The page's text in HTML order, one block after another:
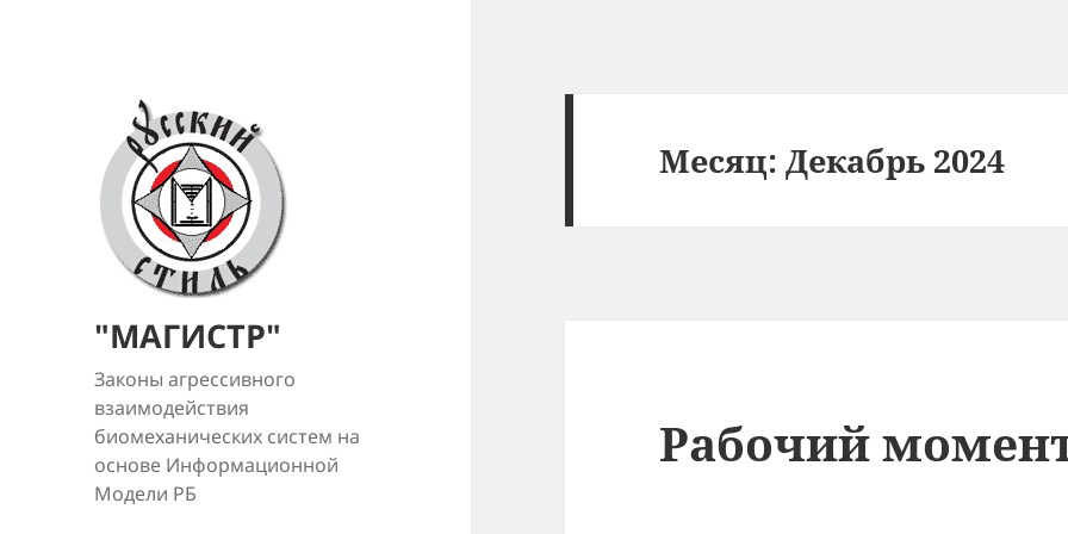
"МАГИСТР"
Законы агрессивного
взаимодействия
биомеханических систем на
основе Информационной
Модели РБ
Месяц:Декабрь 2024
Рабочий